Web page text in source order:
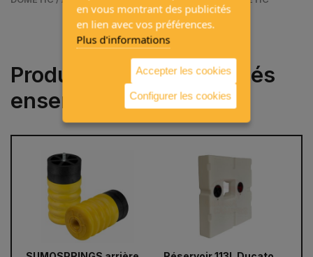
Produits souvent achetés
ensemble
prev next
en vous montrant des publicités
en lien avec vos préférences.
Plus d'informations
Accepter les cookies
Configurer les cookies